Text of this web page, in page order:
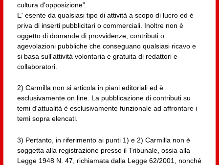
cultura d'opposizione”.
E' esente da qualsiasi tipo di attività a scopo di lucro ed è
priva di inserti pubblicitari o commerciali. Inoltre non è
oggetto di domande di provvidenze, contributi o
agevolazioni pubbliche che conseguano qualsiasi ricavo e
si basa sull'attività volontaria e gratuita di redattori e
collaboratori.
2) Carmilla non si articola in piani editoriali ed è
esclusivamente on line. La pubblicazione di contributi su
temi d'attualità è esclusivamente funzionale ad affrontare i
temi sopra elencati.
3) Pertanto, in riferimento ai punti 1) e 2) Carmilla non è
soggetta alla registrazione presso il Tribunale, ossia alla
Legge 1948 N. 47, richiamata dalla Legge 62/2001, nonché